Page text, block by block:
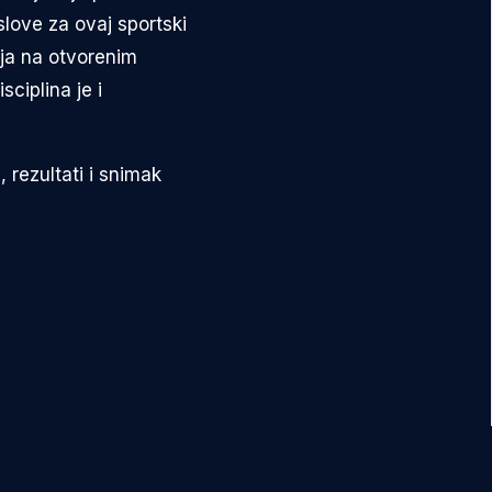
za ovaj sportski
na otvorenim
je i
rezultati i snimak